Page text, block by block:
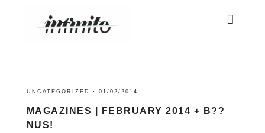
UNCATEGORIZED · 01/02/2014
MAGAZINES | FEBRUARY 2014 + B??
NUS!